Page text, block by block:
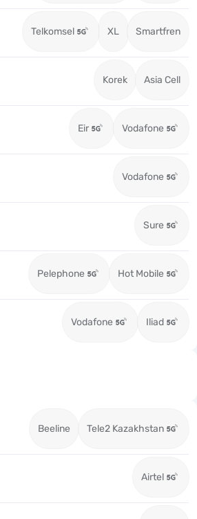
Telkomsel XL Smartfren
Korek Asia Cell
Eir Vodafone
Vodafone
Sure
Pelephone Hot Mobile
Vodafone Iliad
Beeline Tele2 Kazakhstan
Airtel